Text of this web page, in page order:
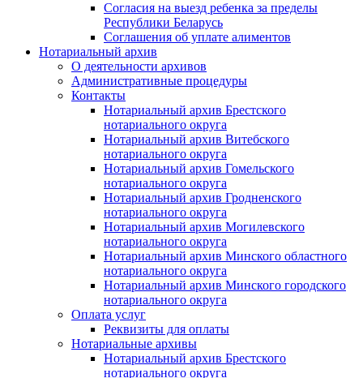
Согласия на выезд ребенка за пределы
Республики Беларусь
Соглашения об уплате алиментов
Нотариальный архив
О деятельности архивов
Административные процедуры
Контакты
Нотариальный архив Брестского
нотариального округа
Нотариальный архив Витебского
нотариального округа
Нотариальный архив Гомельского
нотариального округа
Нотариальный архив Гродненского
нотариального округа
Нотариальный архив Могилевского
нотариального округа
Нотариальный архив Минского областного
нотариального округа
Нотариальный архив Минского городского
нотариального округа
Оплата услуг
Реквизиты для оплаты
Нотариальные архивы
Нотариальный архив Брестского
нотариального округа